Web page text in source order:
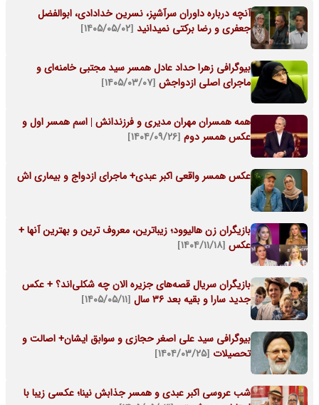
آنچه درباره داوران سرآشپز، نسرین خدادادی، ابوالفضل
جعفری و رضا برکتی نمیدانید [۱۴۰۵/۰۵/۰۲]
بیوگرافی زهرا حداد عادل همسر سید مجتبی خامنه‌ای و
ماجرای اصلی ازدواجش [۱۴۰۵/۰۳/۰۷]
همه همسران مهران مدیری و فرزندانش | اسم همسر اول و
عکس همسر دوم [۱۴۰۴/۰۹/۲۶]
عکس همسر واقعی اکبر عبدی+ ماجرای ازدواج و بیماری اش
بازیگران زن هالیوود؛ زیباترین، معروف ترین و بهترین آنها +
عکس [۱۴۰۴/۱۱/۱۸]
بازیگران سریال قصه‌های جزیره الان چه شکلی‌اند؟ + عکس
جدید سارا و بقیه بعد 36 سال
[۱۴۰۵/۰۵/۱۱]
بیوگرافی سید علی اصغر حجازی و سوابق ایشان+ اصالت و
تحصیلات [۱۴۰۴/۰۳/۲۵]
شب عروسی اکبر عبدی و همسر جذابش نینا؛ عکسی زیبا با